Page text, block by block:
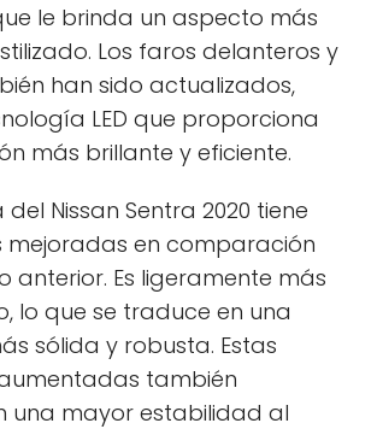
le brinda un aspecto más
Los faros delanteros y
han sido actualizados,
LED que proporciona
más brillante y eficiente.
Nissan Sentra 2020 tiene
mejoradas en comparación
anterior. Es ligeramente más
lo que se traduce en una
sólida y robusta. Estas
también
una mayor estabilidad al